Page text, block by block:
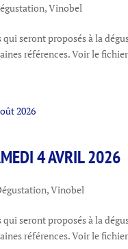
,Vinobel
seront proposés à la
références. Voir le
4 AVRIL 2026
,Vinobel
seront proposés à la
références. Voir le